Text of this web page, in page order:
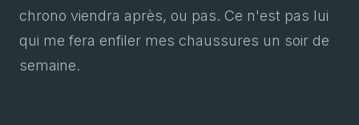
chrono viendra après, ou pas. Ce n'est pas lui
qui me fera enfiler mes chaussures un soir de
semaine.